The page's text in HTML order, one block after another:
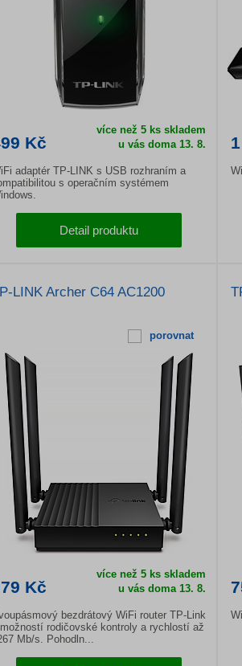
Kč
více než 5 ks skladem
u vás doma 13. 8.
adaptér TP-LINK s USB rozhraním a
s operačním systémem
Detail produktu
LINK Archer C64 AC1200
porovnat
Kč
více než 5 ks skladem
u vás doma 13. 8.
bezdrátový WiFi router TP-Link
rodičovské kontroly a rychlostí až
Mb/s. Pohodln...